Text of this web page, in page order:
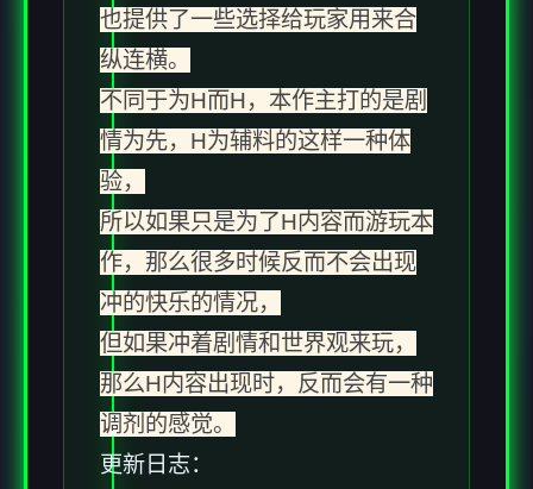
也提供了一些选择给玩家用来合
纵连横。
不同于为H而H，本作主打的是剧
情为先，H为辅料的这样一种体
验，
所以如果只是为了H内容而游玩本
作，那么很多时候反而不会出现
冲的快乐的情况，
但如果冲着剧情和世界观来玩，
那么H内容出现时，反而会有一种
调剂的感觉。
更新日志：